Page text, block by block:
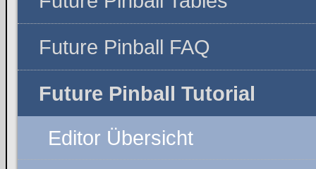
Future Pinball FAQ
Future Pinball Tutorial
Editor Übersicht